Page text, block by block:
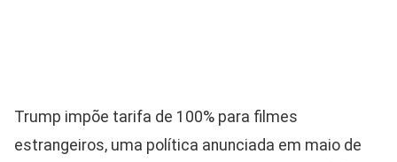
Trump impõe tarifa de 100% para filmes
estrangeiros, uma política anunciada em maio de